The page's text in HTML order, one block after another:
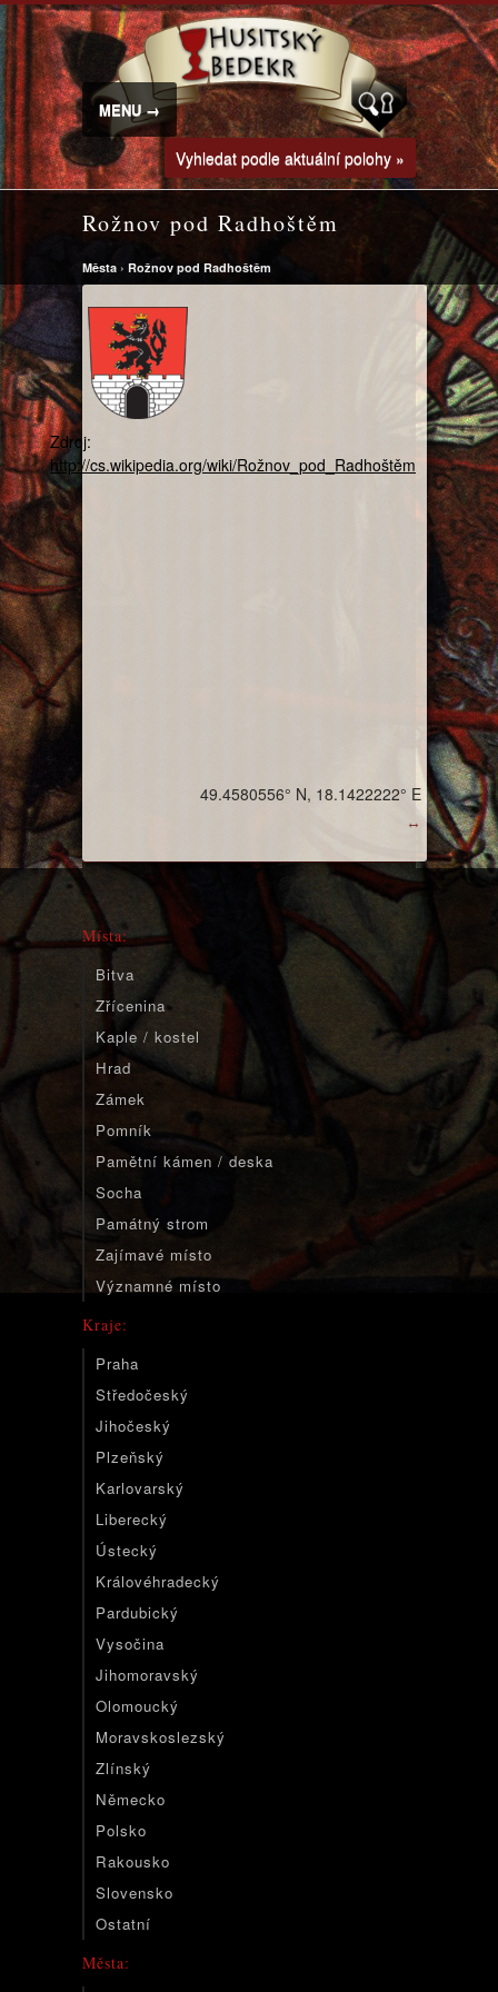
MENU →
Vyhledat podle aktuální polohy »
Rožnov pod Radhoštěm
Města › Rožnov pod Radhoštěm
Zdroj:
http://cs.wikipedia.org/wiki/Rožnov_pod_Radhoštěm
↔
49.4580556° N, 18.1422222° E
Místa:
Bitva
Zřícenina
Kaple / kostel
Hrad
Zámek
Pomník
Pamětní kámen / deska
Socha
Památný strom
Zajímavé místo
Významné místo
Kraje:
Praha
Středočeský
Jihočeský
Plzeňský
Karlovarský
Liberecký
Ústecký
Královéhradecký
Pardubický
Vysočina
Jihomoravský
Olomoucký
Moravskoslezský
Zlínský
Německo
Polsko
Rakousko
Slovensko
Ostatní
Města: